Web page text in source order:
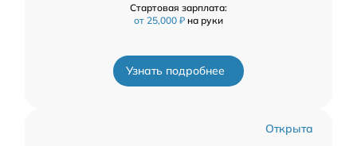
Стартовая зарплата:
от 25,000 ₽ на руки
Узнать подробнее
Открыта